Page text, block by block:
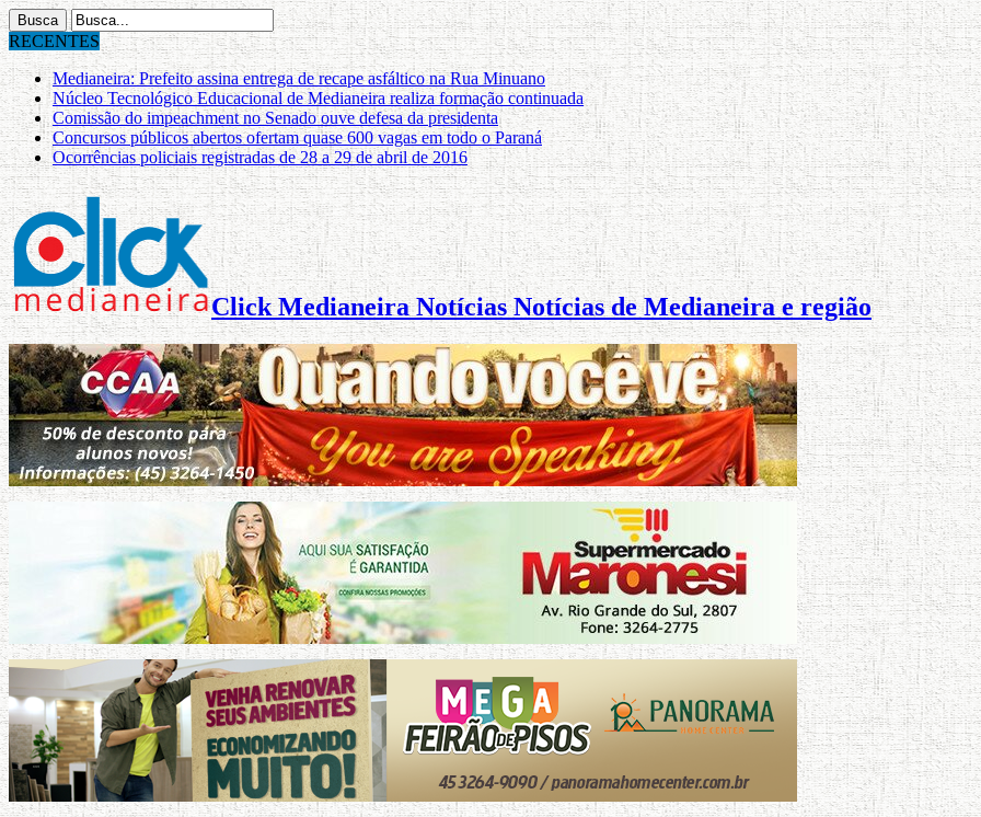
RECENTES
Medianeira: Prefeito assina entrega de recape asfáltico na Rua Minuano
Núcleo Tecnológico Educacional de Medianeira realiza formação continuada
Comissão do impeachment no Senado ouve defesa da presidenta
Concursos públicos abertos ofertam quase 600 vagas em todo o Paraná
Ocorrências policiais registradas de 28 a 29 de abril de 2016
Click Medianeira Notícias Notícias de Medianeira e região